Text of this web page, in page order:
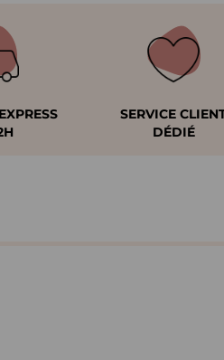
SERVICE
DÉDIÉ